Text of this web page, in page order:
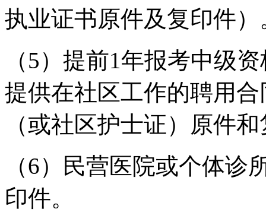
执业证书原件及复印件）
（5）提前1年报考中级
提供在社区工作的聘用
（或社区护士证）原件
（6）民营医院或个体
印件。